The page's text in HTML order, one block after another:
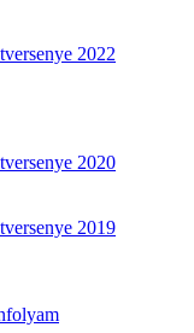
2022
2020
2019